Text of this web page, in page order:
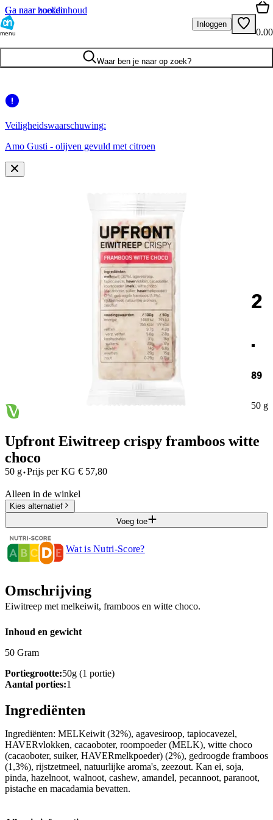
Ga naar hoofdinhoud
Ga naar zoeken
menu
Inloggen
0.00
Waar ben je naar op zoek?
Veiligheidswaarschuwing:
Amo Gusti - olijven gevuld met citroen
2
.
89
50 g
Upfront Eiwitreep crispy framboos witte
choco
50 g·Prijs per KG € 57,80
Alleen in de winkel
Kies alternatief
Voeg toe
Wat is Nutri-Score?
Omschrijving
Eiwitreep met melkeiwit, framboos en witte choco.
Inhoud en gewicht
50 Gram
Portiegrootte:50g (1 portie)
Aantal porties:1
Ingrediënten
Ingrediënten: MELKeiwit (32%), agavesiroop, tapiocavezel,
HAVERvlokken, cacaoboter, roompoeder (MELK), witte choco
(cacaoboter, suiker, HAVERmelkpoeder) (2%), gedroogde framboos
(1,3%), rijstzetmeel, natuurlijke aroma's, zeezout. Kan ei, soja,
pinda, hazelnoot, walnoot, cashew, amandel, pecannoot, paranoot,
pistache en macadamia bevatten.